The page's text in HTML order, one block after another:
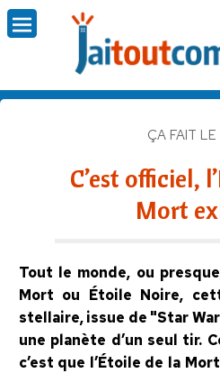
ÇA FAIT
C’est officiel,
Mort
Tout le monde, ou
Mort ou Étoile Noire,
stellaire, issue de "Star
une planète d’un seul tir.
c’est que l’Étoile de la